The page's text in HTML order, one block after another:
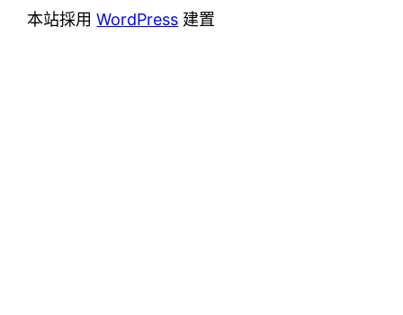
本站採用WordPress 建置